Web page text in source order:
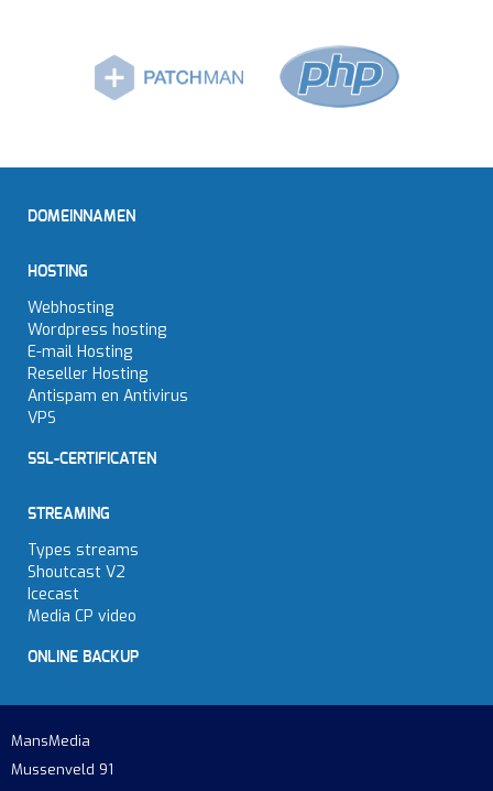
DOMEINNAMEN
HOSTING
Webhosting
Wordpress hosting
E-mail Hosting
Reseller Hosting
Antispam en Antivirus
VPS
SSL-CERTIFICATEN
STREAMING
Types streams
Shoutcast V2
Icecast
Media CP video
ONLINE BACKUP
MansMedia
Mussenveld 91